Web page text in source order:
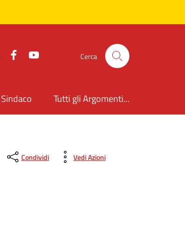
Facebook Cerca
Sindaco Tutti gli Argomenti...
Condividi Vedi Azioni